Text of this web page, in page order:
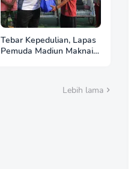
Tebar Kepedulian, Lapas
Pemuda Madiun Maknai
Lebih lama